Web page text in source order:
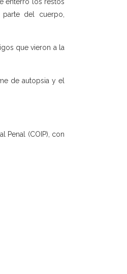
del cuerpo,
que vieron a la
de autopsia y el
Penal (COIP), con